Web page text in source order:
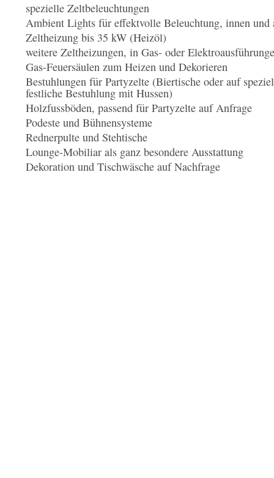
spezielle Zeltbeleuchtungen
Ambient Lights für effektvolle Beleuchtung, innen und
Zeltheizung bis 35 kW (Heizöl)
weitere Zeltheizungen, in Gas- oder
Gas-Feuersäulen zum Heizen und Dekorieren
Bestuhlungen für Partyzelte (Biertische oder auf
festliche Bestuhlung mit Hussen)
Holzfussböden, passend für Partyzelte auf Anfrage
Podeste und Bühnensysteme
Rednerpulte und Stehtische
Lounge-Mobiliar als ganz besondere Ausstattung
Dekoration und Tischwäsche auf Nachfrage